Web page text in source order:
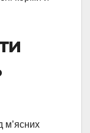
м’ясних